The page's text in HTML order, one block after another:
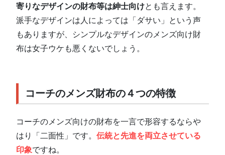
寄りなデザインの財布等は紳士向けとも言えます。
派手なデザインは人によっては「ダサい」という声
もありますが、シンプルなデザインのメンズ向け財
布は女子ウケも悪くないでしょう。
コーチのメンズ財布の４つの特徴
コーチのメンズ向けの財布を一言で形容するならや
はり「二面性」です。伝統と先進を両立させている
印象ですね。